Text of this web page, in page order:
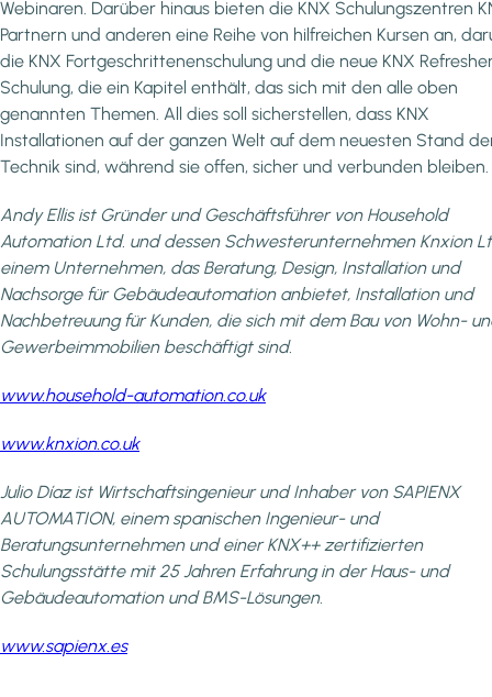
Webinaren. Darüber hinaus bieten die KNX Schulungszentren
Partnern und anderen eine Reihe von hilfreichen Kursen an,
die KNX Fortgeschrittenenschulung und die neue KNX
Schulung, die ein Kapitel enthält, das sich mit den alle oben
genannten Themen. All dies soll sicherstellen, dass KNX
Installationen auf der ganzen Welt auf dem neuesten Stand
Technik sind, während sie offen, sicher und verbunden bleiben.
Andy Ellis ist Gründer und Geschäftsführer von Household
Automation Ltd. und dessen Schwesterunternehmen Knxion
einem Unternehmen, das Beratung, Design, Installation und
Nachsorge für Gebäudeautomation anbietet, Installation und
Nachbetreuung für Kunden, die sich mit dem Bau von Wohn-
Gewerbeimmobilien beschäftigt sind.
www.household-automation.co.uk
www.knxion.co.uk
Julio Díaz ist Wirtschaftsingenieur und Inhaber von SAPIENX
AUTOMATION, einem spanischen Ingenieur- und
Beratungsunternehmen und einer KNX++ zertifizierten
Schulungsstätte mit 25 Jahren Erfahrung in der Haus- und
Gebäudeautomation und BMS-Lösungen.
www.sapienx.es